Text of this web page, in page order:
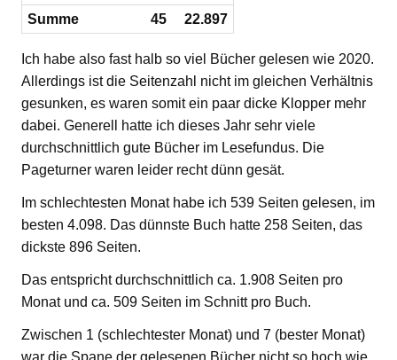
Summe
45 22.897
Ich habe also fast halb so viel Bücher gelesen wie 2020.
Allerdings ist die Seitenzahl nicht im gleichen Verhältnis
gesunken, es waren somit ein paar dicke Klopper mehr
dabei. Generell hatte ich dieses Jahr sehr viele
durchschnittlich gute Bücher im Lesefundus. Die
Pageturner waren leider recht dünn gesät.
Im schlechtesten Monat habe ich 539 Seiten gelesen, im
besten 4.098. Das dünnste Buch hatte 258 Seiten, das
dickste 896 Seiten.
Das entspricht durchschnittlich ca. 1.908 Seiten pro
Monat und ca. 509 Seiten im Schnitt pro Buch.
Zwischen 1 (schlechtester Monat) und 7 (bester Monat)
war die Spane der gelesenen Bücher nicht so hoch wie